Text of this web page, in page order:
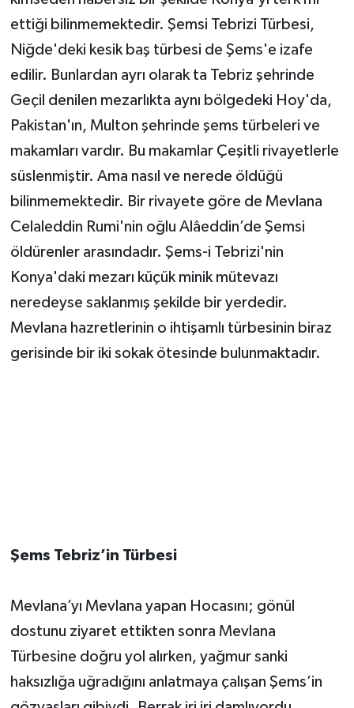
ettiği bilinmemektedir. Şemsi Tebrizi Türbesi,
Niğde'deki kesik baş türbesi de Şems'e izafe
edilir. Bunlardan ayrı olarak ta Tebriz şehrinde
Geçil denilen mezarlıkta aynı bölgedeki Hoy'da,
Pakistan'ın, Multon şehrinde şems türbeleri ve
makamları vardır. Bu makamlar Çeşitli rivayetlerle
süslenmiştir. Ama nasıl ve nerede öldüğü
bilinmemektedir. Bir rivayete göre de Mevlana
Celaleddin Rumi'nin oğlu Alâeddin’de Şemsi
öldürenler arasındadır. Şems-i Tebrizi'nin
Konya'daki mezarı küçük minik mütevazı
neredeyse saklanmış şekilde bir yerdedir.
Mevlana hazretlerinin o ihtişamlı türbesinin biraz
gerisinde bir iki sokak ötesinde bulunmaktadır.
Şems Tebriz’in Türbesi
Mevlana’yı Mevlana yapan Hocasını; gönül
dostunu ziyaret ettikten sonra Mevlana
Türbesine doğru yol alırken, yağmur sanki
haksızlığa uğradığını anlatmaya çalışan Şems’in